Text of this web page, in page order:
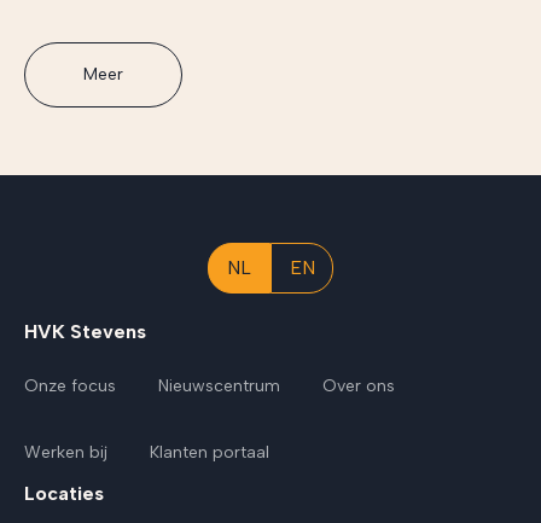
Meer
NL EN
HVK Stevens
Onze focus Nieuwscentrum Over ons
Werken bij Klanten portaal
Locaties